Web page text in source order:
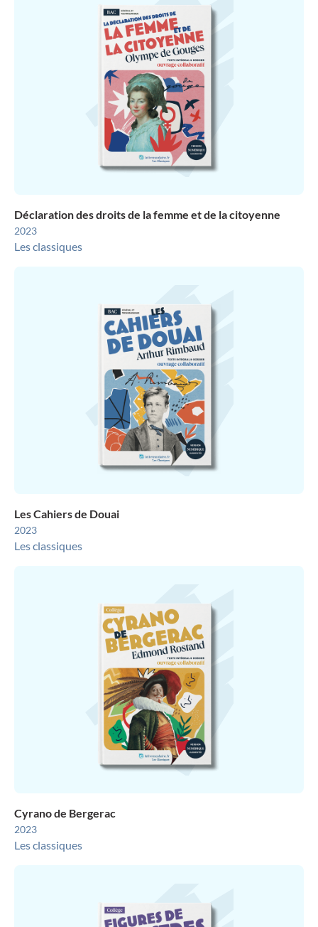
Déclaration des droits de la femme et de la citoyenne
2023
Les classiques
Les Cahiers de Douai
2023
Les classiques
Cyrano de Bergerac
2023
Les classiques